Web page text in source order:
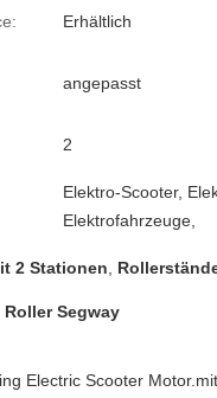
Erhältlich
angepasst
2
Elektro-Scooter,
Elektrofahrzeuge,
2 Stationen
Segway
Electric Scooter